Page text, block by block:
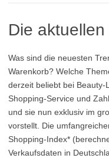
Die
Was sind die neuesten
Warenkorb? Welche
derzeit beliebt bei
Shopping-Service und
und sie nun exklusiv im
vorstellt. Die
Shopping-Index*
Verkaufsdaten in